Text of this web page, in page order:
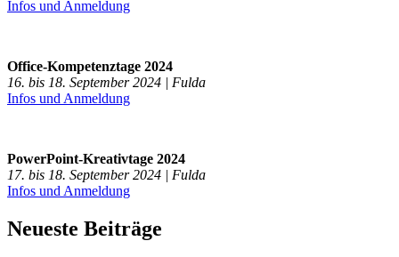
Infos und Anmeldung
Office-Kompetenztage 2024
16. bis 18. September 2024 | Fulda
Infos und Anmeldung
PowerPoint-Kreativtage 2024
17. bis 18. September 2024 | Fulda
Infos und Anmeldung
Neueste Beiträge